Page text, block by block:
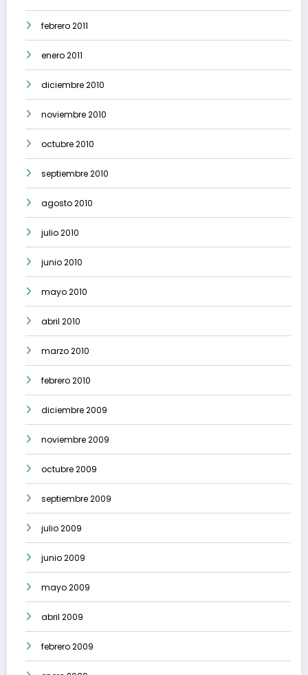
febrero 2011
enero 2011
diciembre 2010
noviembre 2010
octubre 2010
septiembre 2010
agosto 2010
julio 2010
junio 2010
mayo 2010
abril 2010
marzo 2010
febrero 2010
diciembre 2009
noviembre 2009
octubre 2009
septiembre 2009
julio 2009
junio 2009
mayo 2009
abril 2009
febrero 2009